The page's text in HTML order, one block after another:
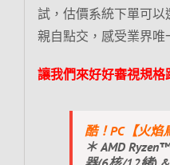
試，估價系統下單可
親自點交，感受業界唯
讓我們來好好審視規格
酷！PC【火焰
＊ AMD